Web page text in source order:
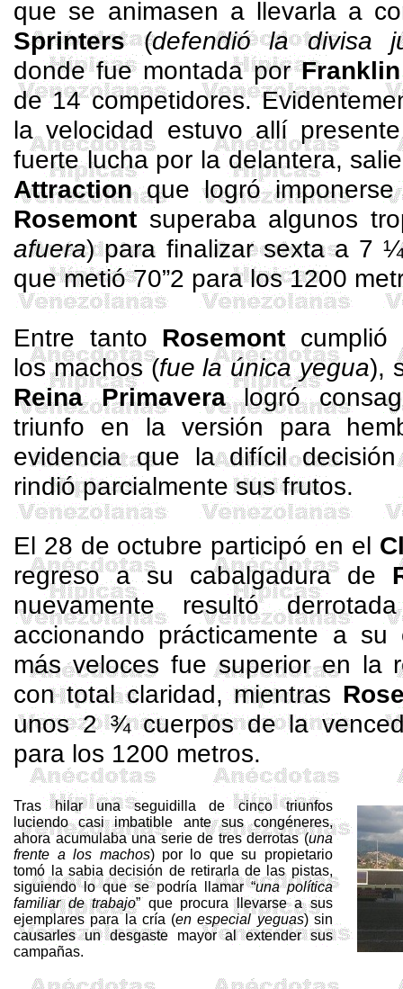
que se animasen a llevarla a
Sprinters(defendió la divisa
donde fue montada por
de 14 competidores.
la velocidad estuvo allí
fuerte lucha por la delantera,
Attractionque logró imponerse
Rosemont superaba algunos
afuera) para finalizar sexta a 7
que metió 70”2 para los 1200
Entre tanto Rosemont cumplió
los machos (fue la única yegua),
Reina Primaveralogró
triunfo en la versión para
evidencia que la difícil
rindió parcialmente sus frutos.
El 28 de octubre participó en el
regreso a su cabalgadura de
nuevamente resultó
accionando prácticamente a
más veloces fue superior en la
con total claridad, mientras
unos 2 ¾ cuerpos de la
para los 1200 metros.
Tras hilar una seguidilla de cinco triunfos
luciendo casi imbatible ante sus congéneres,
ahora acumulaba una serie de tres derrotas (una
frente a los machos) por lo que su propietario
tomó la sabia decisión de retirarla de las pistas,
siguiendo lo que se podría llamar “una política
familiar de trabajo” que procura llevarse a sus
ejemplares para la cría (en especial yeguas) sin
causarles un desgaste mayor al extender sus
campañas.